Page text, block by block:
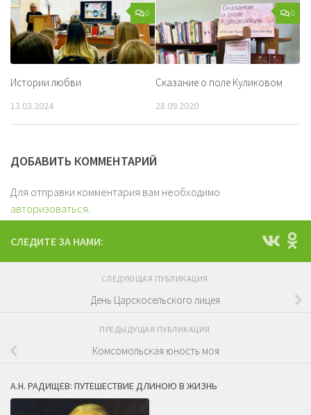
0
Истории любви
13.03.2024
0
Сказание о поле Куликовом
28.09.2020
ДОБАВИТЬ КОММЕНТАРИЙ
Для отправки комментария вам необходимо
авторизоваться.
СЛЕДИТЕ ЗА НАМИ:
СЛЕДУЮЩАЯ ПУБЛИКАЦИЯ
День Царскосельского лицея
ПРЕДЫДУЩАЯ ПУБЛИКАЦИЯ
Комсомольская юность моя
А.Н. РАДИЩЕВ: ПУТЕШЕСТВИЕ ДЛИНОЮ В ЖИЗНЬ